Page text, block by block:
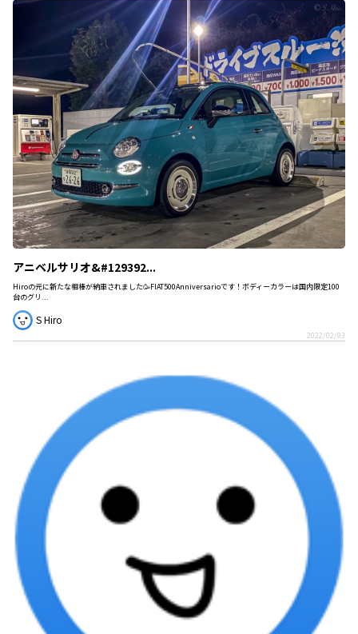
アニベルサリオ&#129392...
Hiroの元に新たな相棒が納車されました🥳FIAT500Anniversarioです！ボディーカラーは国内限定100
台のグリ...
S Hiro
2022/02/03